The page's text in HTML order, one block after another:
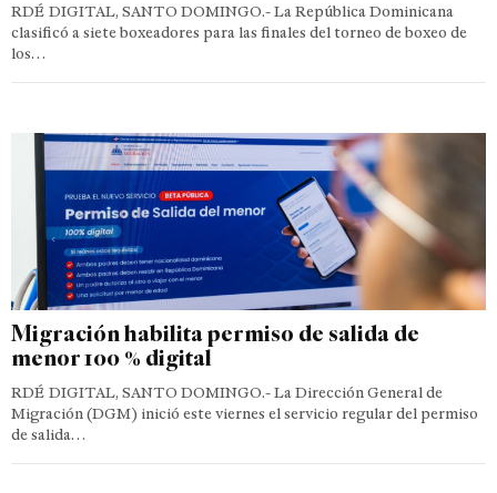
RDÉ DIGITAL, SANTO DOMINGO.- La República Dominicana
clasificó a siete boxeadores para las finales del torneo de boxeo de
los…
Migración habilita permiso de salida de
menor 100 % digital
RDÉ DIGITAL, SANTO DOMINGO.- La Dirección General de
Migración (DGM) inició este viernes el servicio regular del permiso
de salida…